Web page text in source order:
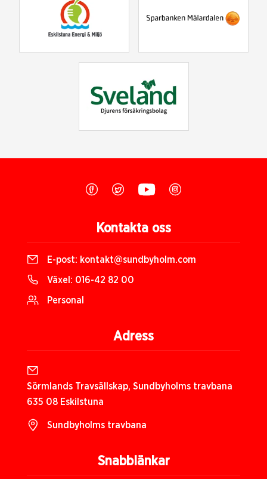
Snabblänkar
Kontakta oss
E-post: kontakt@sundbyholm.com
Växel: 016-42 82 00
Personal
Adress
Sörmlands Travsällskap, Sundbyholms travbana
635 08 Eskilstuna
Sundbyholms travbana